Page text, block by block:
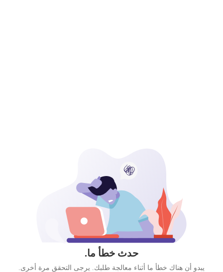
حدث خطأ ما.
يبدو أن هناك خطأ ما أثناء معالجة طلبك. يرجى التحقق مرة أخرى.